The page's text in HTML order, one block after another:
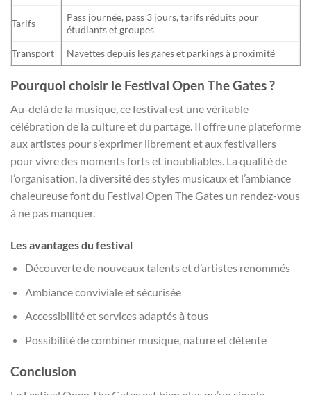
Tarifs
Pass journée, pass 3 jours, tarifs réduits pour
étudiants et groupes
Transport
Navettes depuis les gares et parkings à proximité
Pourquoi choisir le Festival Open The Gates ?
Au-delà de la musique, ce festival est une véritable
célébration de la culture et du partage. Il offre une plateforme
aux artistes pour s’exprimer librement et aux festivaliers
pour vivre des moments forts et inoubliables. La qualité de
l’organisation, la diversité des styles musicaux et l’ambiance
chaleureuse font du Festival Open The Gates un rendez-vous
à ne pas manquer.
Les avantages du festival
Découverte de nouveaux talents et d’artistes renommés
Ambiance conviviale et sécurisée
Accessibilité et services adaptés à tous
Possibilité de combiner musique, nature et détente
Conclusion